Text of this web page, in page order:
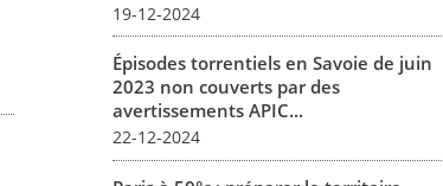
19-12-2024
Épisodes torrentiels en Savoie de juin
2023 non couverts par des
avertissements APIC...
22-12-2024